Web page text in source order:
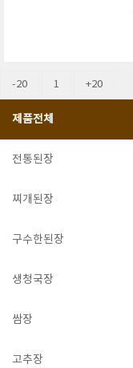
-20 1 +20
제품전체
전통된장
찌개된장
구수한된장
생청국장
쌈장
고추장